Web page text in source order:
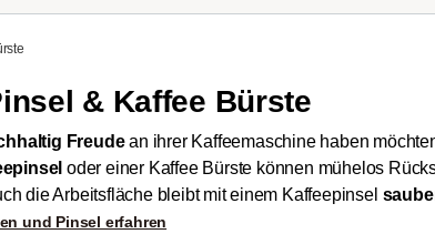
& Kaffee Bürste
Freudean ihrer Kaffeemaschine haben
oder einer Kaffee Bürste können mühelos
die Arbeitsfläche bleibt mit einem Kaffeepinsel
und Pinsel erfahren